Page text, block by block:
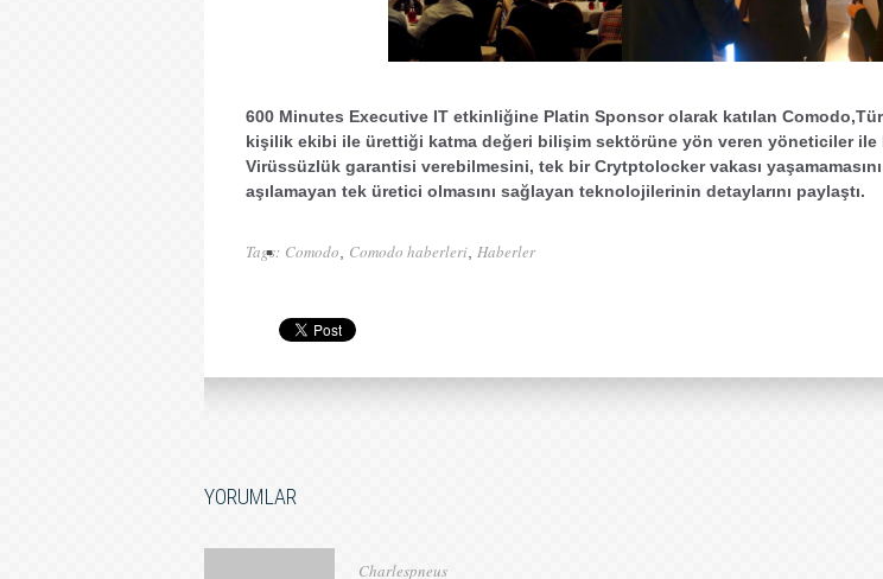
600 Minutes Executive IT etkinliğine Platin Sponsor olarak katılan
kişilik ekibi ile ürettiği katma değeri bilişim sektörüne yön veren yöneticiler
Virüssüzlük garantisi verebilmesini, tek bir Crytptolocker vakası
aşılamayan tek üretici olmasını sağlayan teknolojilerinin detaylarını paylaştı.
Tags: Comodo Comodo haberleri Haberler
YORUMLAR
Charlespneus